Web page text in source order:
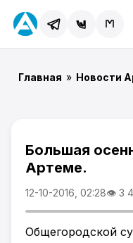
Главная » Новости
Большая
Артеме.
12-10-2016, 02:28👁 3
Общегородской